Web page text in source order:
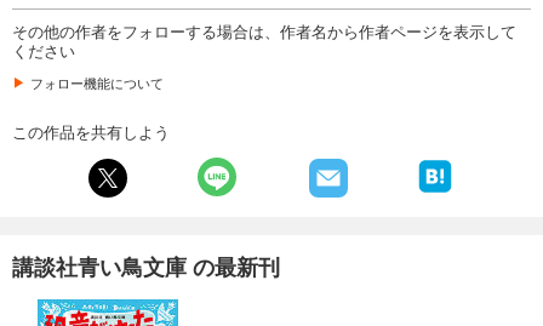
その他の作者をフォローする場合は、作者名から作者ページを表示して
ください
フォロー機能について
この作品を共有しよう
講談社青い鳥文庫 の最新刊